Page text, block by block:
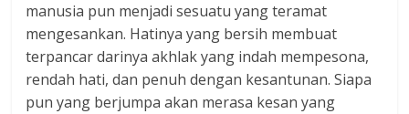
manusia pun menjadi sesuatu yang teramat
mengesankan. Hatinya yang bersih membuat
terpancar darinya akhlak yang indah mempesona,
rendah hati, dan penuh dengan kesantunan. Siapa
pun yang berjumpa akan merasa kesan yang